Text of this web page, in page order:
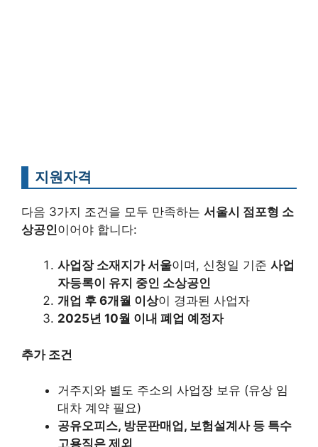
지원자격
다음 3가지 조건을 모두 만족하는 서울시 점포형 소
상공인이어야 합니다:
사업장 소재지가 서울이며, 신청일 기준 사업
자등록이 유지 중인 소상공인
개업 후 6개월 이상이 경과된 사업자
2025년 10월 이내 폐업 예정자
추가 조건
거주지와 별도 주소의 사업장 보유 (유상 임
대차 계약 필요)
공유오피스, 방문판매업, 보험설계사 등 특수
고용직은 제외